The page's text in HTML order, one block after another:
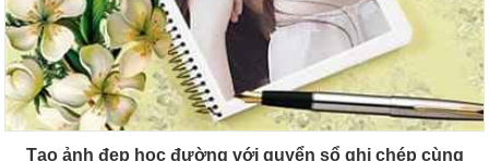
Tạo ảnh đẹp học đường với quyển sổ ghi chép cùng